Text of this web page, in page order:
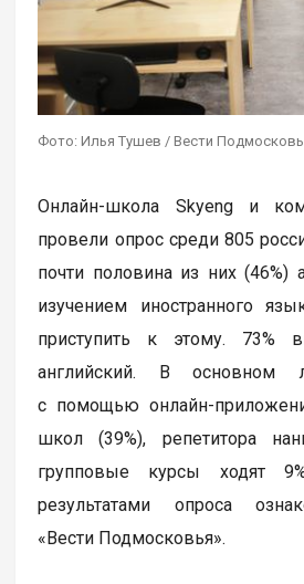
Фото: Илья Тушев / Вести
Онлайн-школа Skyeng и
провели опрос среди 805
почти половина из них (46%)
изучением иностранного
приступить к этому. 73%
английский. В основном
с помощью онлайн-
школ (39%), репетитора
групповые курсы ходят
результатами опроса
«Вести Подмосковья».